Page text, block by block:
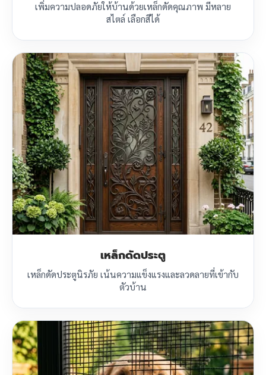
เพิ่มความปลอดภัยให้บ้านด้วยเหล็กดัดคุณภาพ มีหลาย
สไตล์ เลือกสีได้
เหล็กดัดประตู
เหล็กดัดประตูนิรภัย เน้นความแข็งแรงและลวดลายที่เข้ากับ
ตัวบ้าน